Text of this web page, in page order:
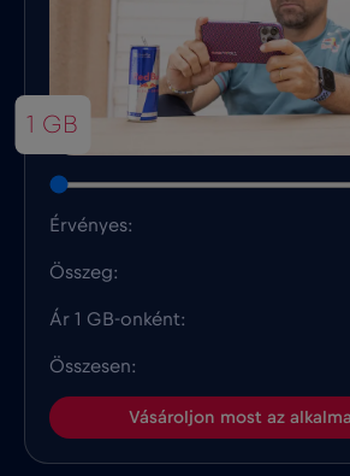
1 GB
Érvényes:
Összeg:
Ár 1 GB-onként:
Összesen:
Vásároljon most az